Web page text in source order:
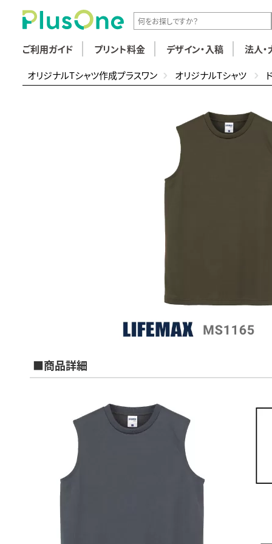
ご利用ガイド プリント料金 デザイン・入稿 法人
オリジナルTシャツ作成プラスワン オリジナルTシャツ
■商品詳細